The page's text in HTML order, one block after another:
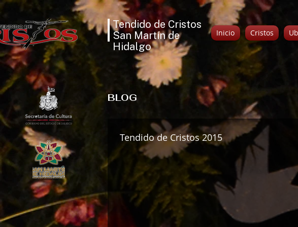
Tendido de Cristos
San Martín de
Hidalgo
Inicio Cristos
BLOG
Tendido de Cristos 2015